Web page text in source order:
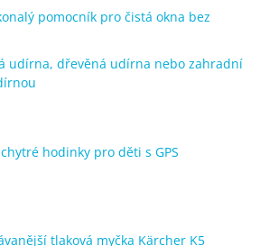
pomocník pro čistá okna bez
udírna, dřevěná udírna nebo zahradní
hodinky pro děti s GPS
tlaková myčka Kärcher K5